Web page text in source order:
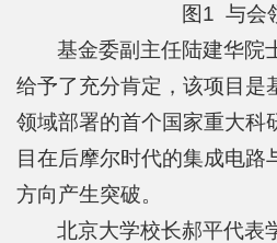
思
政
人
图1 与会
基金委副主任陆建华院
给予了充分肯定，该项目是
领域部署的首个国家重大科
目在后摩尔时代的集成电路
方向产生突破。
北京大学校长郝平代表